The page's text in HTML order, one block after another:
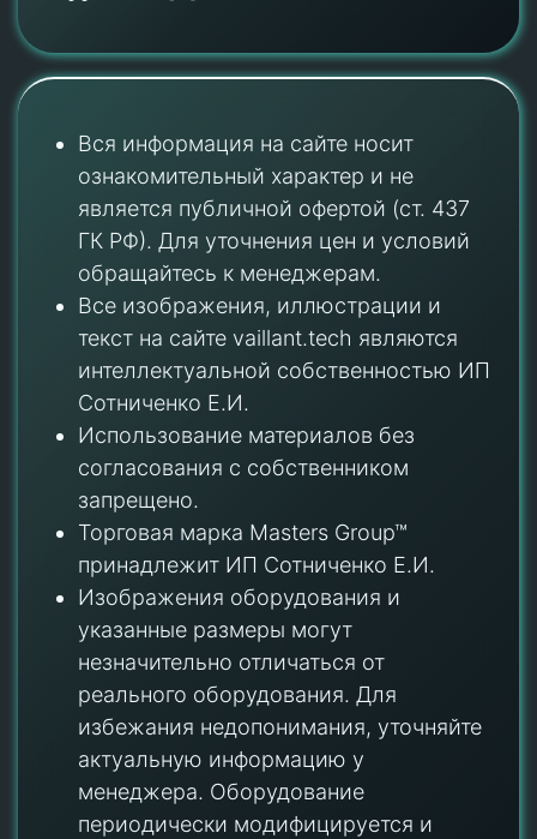
Вся информация на сайте носит
ознакомительный характер и не
является публичной офертой (ст. 437
ГК РФ). Для уточнения цен и условий
обращайтесь к менеджерам.
Все изображения, иллюстрации и
текст на сайте vaillant.tech являются
интеллектуальной собственностью ИП
Сотниченко Е.И.
Использование материалов без
согласования с собственником
запрещено.
Торговая марка Masters Group™
принадлежит ИП Сотниченко Е.И.
Изображения оборудования и
указанные размеры могут
незначительно отличаться от
реального оборудования. Для
избежания недопонимания, уточняйте
актуальную информацию у
менеджера. Оборудование
периодически модифицируется и